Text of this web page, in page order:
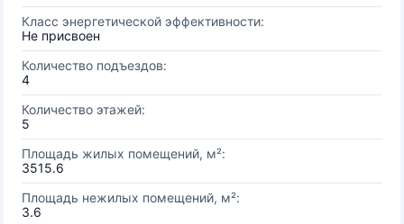
Класс энергетической эффективности:
Не присвоен
Количество подъездов:
4
Количество этажей:
5
Площадь жилых помещений, м²:
3515.6
Площадь нежилых помещений, м²:
3.6